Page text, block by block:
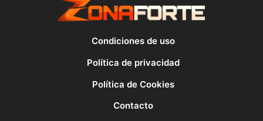
Condiciones de uso
Política de privacidad
Política de Cookies
Contacto